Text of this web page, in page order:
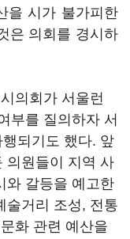
을 시가 불가피한
은 의회를 경시하
의회가 서울런
부를 질의하자 서
되기도 했다. 앞
의원들이 지역 사
와 갈등을 예고한
술거리 조성, 전통
화 관련 예산을